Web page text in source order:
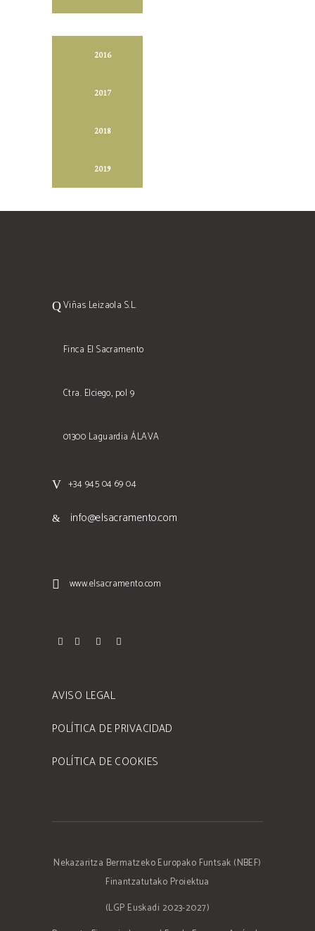
2016
2017
2018
2019
Viñas Leizaola S.L.
Finca El Sacramento
Ctra. Elciego, pol 9
01300 Laguardia ÁLAVA
+34 945 04 69 04
info@elsacramento.com
www.elsacramento.com
AVISO LEGAL
POLÍTICA DE PRIVACIDAD
POLÍTICA DE COOKIES
Nekazaritza Bermatzeko Europako Funtsak (NBEF)
Finantzatutako Proiektua
(LGP Euskadi 2023-2027)